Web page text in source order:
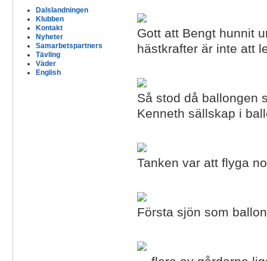
Dalslandningen
Klubben
Kontakt
Nyheter
Samarbetspartners
Tävling
Väder
English
Gott att Bengt hunnit
hästkrafter är inte att
Så stod då ballongen
Kenneth sällskap i
Tanken var att flyga
Första sjön som